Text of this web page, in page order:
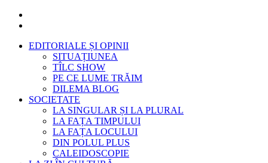
EDITORIALE ȘI OPINII
SITUAȚIUNEA
TÎLC SHOW
PE CE LUME TRĂIM
DILEMA BLOG
SOCIETATE
LA SINGULAR ȘI LA PLURAL
LA FAȚA TIMPULUI
LA FAȚA LOCULUI
DIN POLUL PLUS
CALEIDOSCOPIE